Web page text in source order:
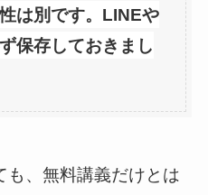
は別です。LINEや
保存しておきまし
も、無料講義だけとは